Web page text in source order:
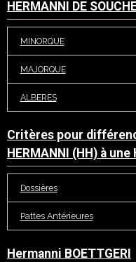
HERMANNI DE
MINORQUE
MAJORQUE
ALBERES
Critères pour
HERMANNI (HH) à une
Dossières
Pattes Antérieures
Hermanni BOETTGERI